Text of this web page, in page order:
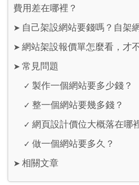
費用差在哪裡？
➤ 自己架設網站要錢嗎？自架
➤ 網站架設報價單怎麼看，才
➤ 常見問題
✓ 製作一個網站要多少錢？
✓ 整一個網站要幾多錢？
✓ 網頁設計價位大概落在哪
✓ 做一個網站要多久？
➤ 相關文章